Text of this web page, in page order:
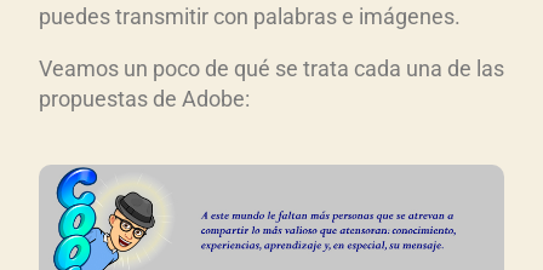
puedes transmitir con palabras e imágenes.
Veamos un poco de qué se trata cada una de las
propuestas de Adobe: